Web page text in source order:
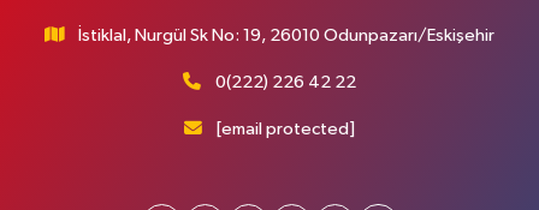
İstiklal, Nurgül Sk No: 19, 26010 Odunpazarı/Eskişehir
0(222) 226 42 22
[email protected]